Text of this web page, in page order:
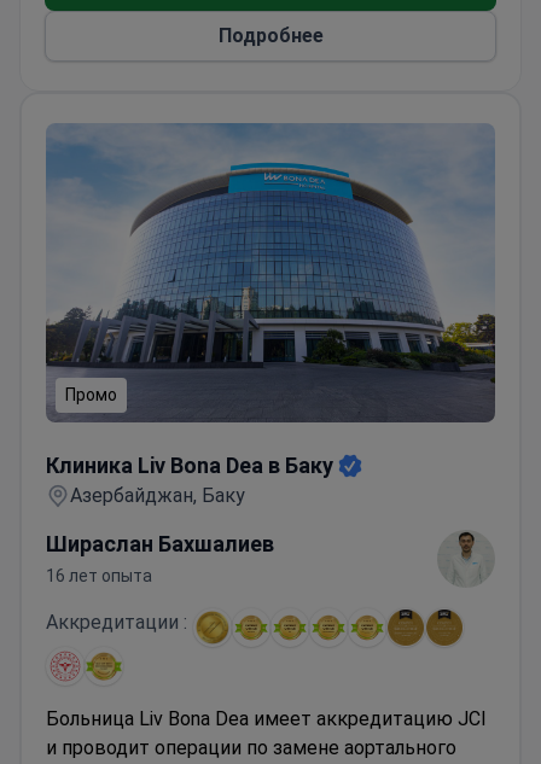
Подробнее
Промо
Клиника Liv Bona Dea в Баку
Азербайджан, Баку
Шираслан Бахшалиев
16 лет опыта
Аккредитации :
Больница Liv Bona Dea имеет аккредитацию JCI
и проводит операции по замене аортального